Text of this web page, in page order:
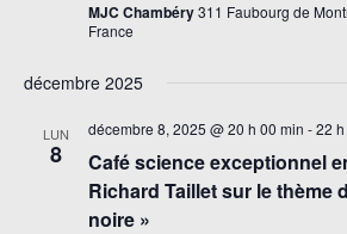
MJC Chambéry311 Faubourg de
France
décembre 2025
LUN
8
Café science exceptionnel
Richard Taillet sur le thème
noire »
décembre 8, 2025 @ 20 h 00 min -22